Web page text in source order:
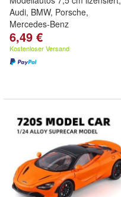
Audi, BMW, Porsche,
Mercedes-Benz
6,49 €
Kostenloser Versand